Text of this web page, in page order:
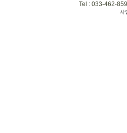
Tel : 033-462-
사